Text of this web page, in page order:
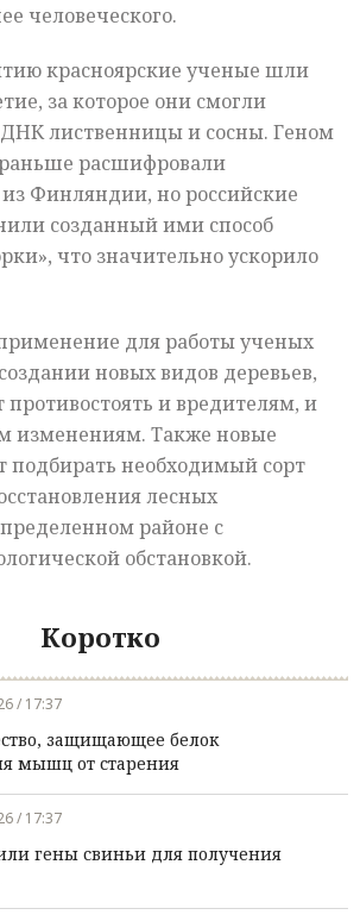
человеческого.
красноярские ученые шли
за которое они смогли
лиственницы и сосны. Геном
расшифровали
Финляндии, но российские
созданный ими способ
что значительно ускорило
для работы ученых
новых видов деревьев,
противостоять и вредителям, и
изменениям. Также новые
подбирать необходимый сорт
лесных
районе с
обстановкой.
Коротко
/ 17:37
защищающее белок
мышц от старения
/ 17:37
гены свиньи для получения